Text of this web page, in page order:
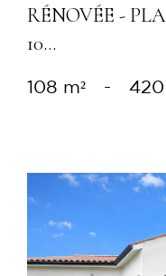
RÉNOVÉE -
10...
108 m² -